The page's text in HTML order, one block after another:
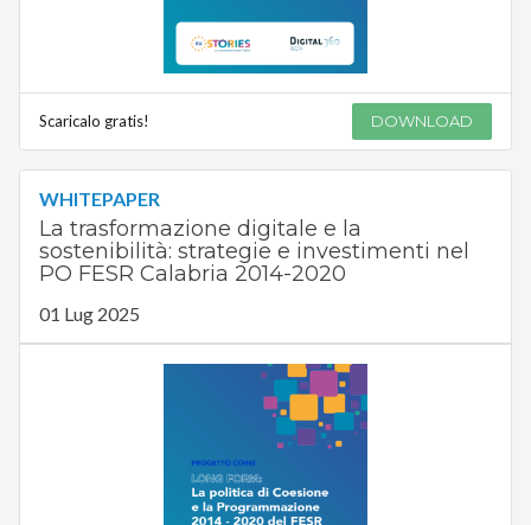
Scaricalo gratis! DOWNLOAD
WHITEPAPER
La trasformazione digitale e la
sostenibilità: strategie e investimenti nel
PO FESR Calabria 2014-2020
01 Lug 2025